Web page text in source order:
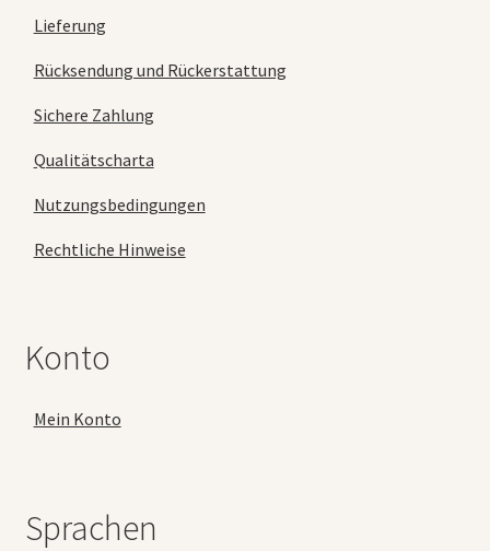
Lieferung
Rücksendung und Rückerstattung
Sichere Zahlung
Qualitätscharta
Nutzungsbedingungen
Rechtliche Hinweise
Konto
Mein Konto
Sprachen